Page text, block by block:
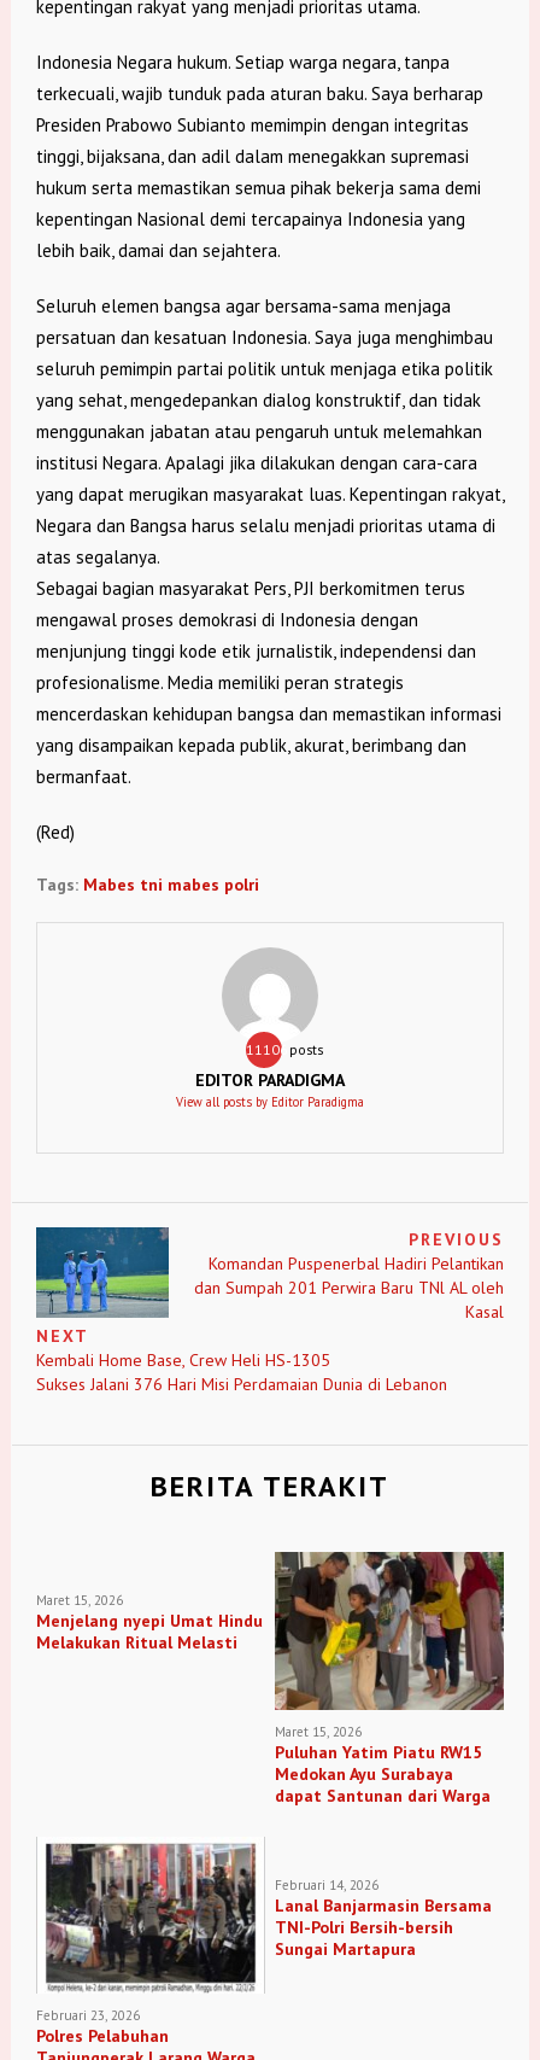
kepentingan rakyat yang menjadi prioritas utama.
Indonesia Negara hukum. Setiap warga negara, tanpa
terkecuali, wajib tunduk pada aturan baku. Saya berharap
Presiden Prabowo Subianto memimpin dengan integritas
tinggi, bijaksana, dan adil dalam menegakkan supremasi
hukum serta memastikan semua pihak bekerja sama demi
kepentingan Nasional demi tercapainya Indonesia yang
lebih baik, damai dan sejahtera.
Seluruh elemen bangsa agar bersama-sama menjaga
persatuan dan kesatuan Indonesia. Saya juga menghimbau
seluruh pemimpin partai politik untuk menjaga etika politik
yang sehat, mengedepankan dialog konstruktif, dan tidak
menggunakan jabatan atau pengaruh untuk melemahkan
institusi Negara. Apalagi jika dilakukan dengan cara-cara
yang dapat merugikan masyarakat luas. Kepentingan rakyat,
Negara dan Bangsa harus selalu menjadi prioritas utama di
atas segalanya.
Sebagai bagian masyarakat Pers, PJI berkomitmen terus
mengawal proses demokrasi di Indonesia dengan
menjunjung tinggi kode etik jurnalistik, independensi dan
profesionalisme. Media memiliki peran strategis
mencerdaskan kehidupan bangsa dan memastikan informasi
yang disampaikan kepada publik, akurat, berimbang dan
bermanfaat.
(Red)
Tags: Mabes tni mabes polri
11106 posts
EDITOR PARADIGMA
View all posts by Editor Paradigma
PREVIOUS
Komandan Puspenerbal Hadiri Pelantikan
dan Sumpah 201 Perwira Baru TNl AL oleh
Kasal
NEXT
Kembali Home Base, Crew Heli HS-1305
Sukses Jalani 376 Hari Misi Perdamaian Dunia di Lebanon
BERITA TERAKIT
Maret 15, 2026
Menjelang nyepi Umat Hindu
Melakukan Ritual Melasti
Maret 15, 2026
Puluhan Yatim Piatu RW15
Medokan Ayu Surabaya
dapat Santunan dari Warga
Februari 23, 2026
Polres Pelabuhan
Februari 14, 2026
Lanal Banjarmasin Bersama
TNI-Polri Bersih-bersih
Sungai Martapura